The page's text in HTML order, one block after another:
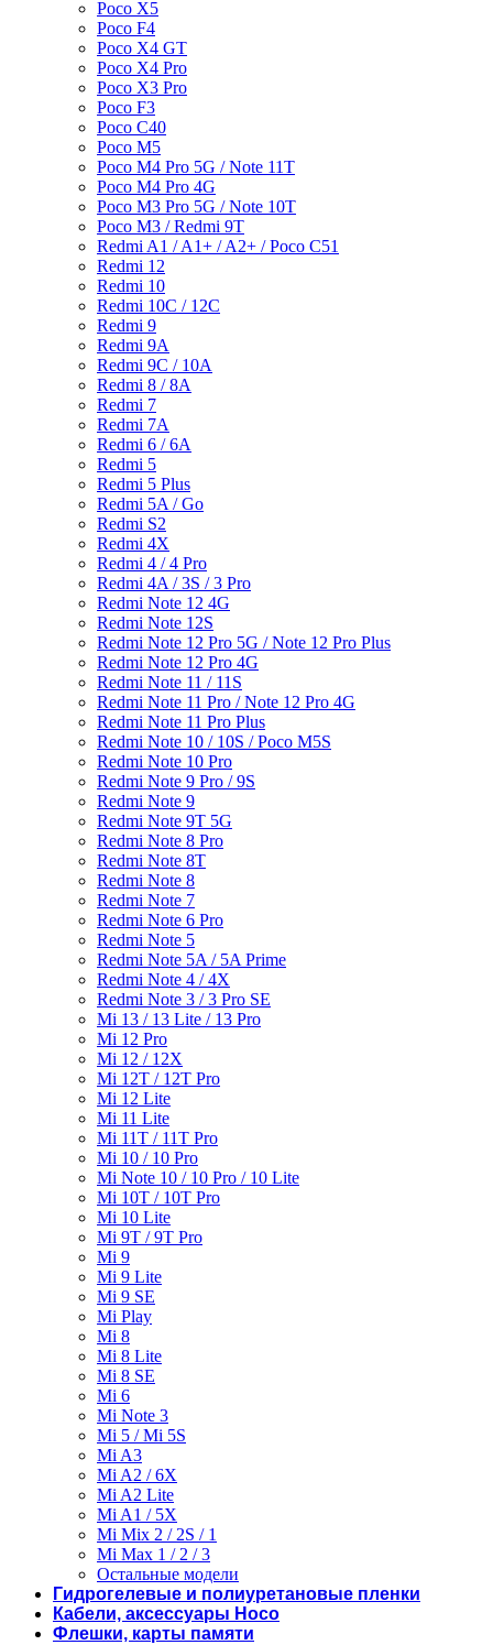
Poco X5
Poco F4
Poco X4 GT
Poco X4 Pro
Poco X3 Pro
Poco F3
Poco C40
Poco M5
Poco M4 Pro 5G / Note 11T
Poco M4 Pro 4G
Poco M3 Pro 5G / Note 10T
Poco M3 / Redmi 9T
Redmi A1 / A1+ / A2+ / Poco C51
Redmi 12
Redmi 10
Redmi 10C / 12C
Redmi 9
Redmi 9A
Redmi 9C / 10A
Redmi 8 / 8A
Redmi 7
Redmi 7A
Redmi 6 / 6A
Redmi 5
Redmi 5 Plus
Redmi 5A / Go
Redmi S2
Redmi 4X
Redmi 4 / 4 Pro
Redmi 4A / 3S / 3 Pro
Redmi Note 12 4G
Redmi Note 12S
Redmi Note 12 Pro 5G / Note 12 Pro Plus
Redmi Note 12 Pro 4G
Redmi Note 11 / 11S
Redmi Note 11 Pro / Note 12 Pro 4G
Redmi Note 11 Pro Plus
Redmi Note 10 / 10S / Poco M5S
Redmi Note 10 Pro
Redmi Note 9 Pro / 9S
Redmi Note 9
Redmi Note 9T 5G
Redmi Note 8 Pro
Redmi Note 8T
Redmi Note 8
Redmi Note 7
Redmi Note 6 Pro
Redmi Note 5
Redmi Note 5A / 5A Prime
Redmi Note 4 / 4X
Redmi Note 3 / 3 Pro SE
Mi 13 / 13 Lite / 13 Pro
Mi 12 Pro
Mi 12 / 12X
Mi 12T / 12T Pro
Mi 12 Lite
Mi 11 Lite
Mi 11T / 11T Pro
Mi 10 / 10 Pro
Mi Note 10 / 10 Pro / 10 Lite
Mi 10T / 10T Pro
Mi 10 Lite
Mi 9T / 9T Pro
Mi 9
Mi 9 Lite
Mi 9 SE
Mi Play
Mi 8
Mi 8 Lite
Mi 8 SE
Mi 6
Mi Note 3
Mi 5 / Mi 5S
Mi A3
Mi A2 / 6X
Mi A2 Lite
Mi A1 / 5X
Mi Mix 2 / 2S / 1
Mi Max 1 / 2 / 3
Остальные модели
Гидрогелевые и полиуретановые пленки
Кабели, аксессуары Hoco
Флешки, карты памяти